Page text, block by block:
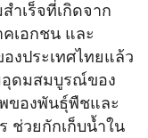
ำเร็จที่เกิดจาก
เอกชน และ
งประเทศไทยแล้ว
อุดมสมบูรณ์ของ
ของพันธุ์พืชและ
ช่วยกักเก็บน้ำใน